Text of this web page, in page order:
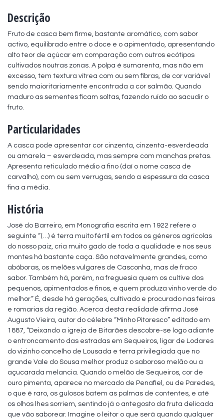
Descrição
Fruto de casca bem firme, bastante aromático, com sabor
activo, equilibrado entre o doce e o apimentado, apresentando
alto teor de açúcar em comparação com outros ecótipos
cultivados noutras zonas. A polpa é sumarenta, mas não em
excesso, tem textura vítrea com ou sem fibras, de cor variável
sendo maioritariamente encontrada a cor salmão. Quando
maduro as sementes ficam soltas, fazendo ruído ao sacudir o
fruto.
Particularidades
A casca pode apresentar cor cinzenta, cinzenta-esverdeada
ou amarela – esverdeada, mas sempre com manchas pretas.
Apresenta reticulado médio a fino (daí o nome casca de
carvalho), com ou sem verrugas, sendo a espessura da casca
fina a média.
História
José do Barreiro, em Monografia escrita em 1922 refere o
seguinte “(…) é terra muito fértil em todos os géneros agrícolas
do nosso paiz, cria muito gado de toda a qualidade e nos seus
montes há bastante caça. São notavelmente grandes, como
abóboras, os melões vulgares de Casconha, mas de fraco
sabor. Também há, porém, na freguesia quem os cultive dos
pequenos, apimentados e finos, e quem produza vinho verde do
melhor.” É, desde há gerações, cultivado e procurado nas feiras
e romarias da região. Acerca desta realidade afirma José
Augusto Vieira, autor do célebre “Minho Pitoresco” editado em
1887, “Deixando a igreja de Bitarães descobre-se logo adiante
o entroncamento das estradas em Sequeiros, ligar de Lodares
do vizinho concelho de Lousada e terra privilegiada que no
grande Vale do Sousa melhor produz o saboroso melão ou a
açucarada melancia. Quando o melão de Sequeiros, cor de
ouro pimenta, aparece no mercado de Penafiel, ou de Paredes,
o que é raro, os gulosos batem as palmas de contentes, e até
os olhos lhes sorriem, sentindo já o antegosto da fruta delicada
que vão saborear. Imagine o leitor o que será quando qualquer